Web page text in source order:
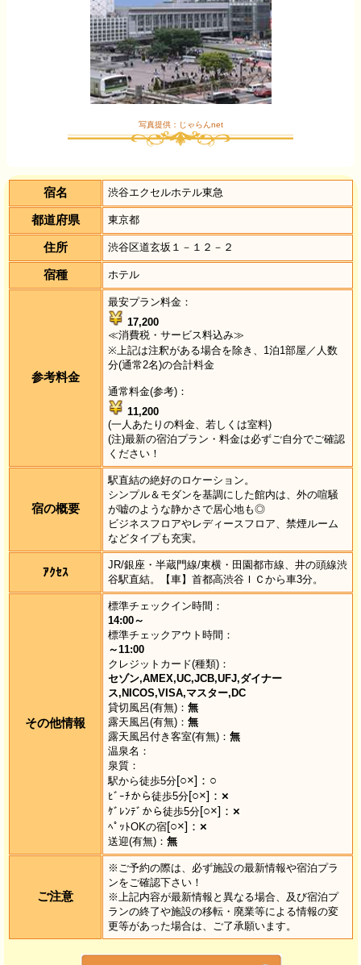
写真提供：じゃらんnet
宿名 渋谷エクセルホテル東急
都道府県 東京都
住所 渋谷区道玄坂１－１２－２
宿種 ホテル
参考料金
最安プラン料金：
17,200
≪消費税・サービス料込み≫
※上記は注釈がある場合を除き、1泊1部屋／人数
分(通常2名)の合計料金
通常料金(参考)：
11,200
(一人あたりの料金、若しくは室料)
(注)最新の宿泊プラン・料金は必ずご自分でご確認
ください！
宿の概要
駅直結の絶好のロケーション。
シンプル＆モダンを基調にした館内は、外の喧騒
が嘘のような静かさで居心地も◎
ビジネスフロアやレディースフロア、禁煙ルーム
などタイプも充実。
ｱｸｾｽ
JR/銀座・半蔵門線/東横・田園都市線、井の頭線渋
谷駅直結。【車】首都高渋谷ＩＣから車3分。
その他情報
標準チェックイン時間：
14:00～
標準チェックアウト時間：
～11:00
クレジットカード(種類)：
セゾン,AMEX,UC,JCB,UFJ,ダイナー
ス,NICOS,VISA,マスター,DC
貸切風呂(有無)： 無
露天風呂(有無)： 無
露天風呂付き客室(有無)： 無
温泉名：
泉質：
駅から徒歩5分[○×]： ○
ﾋﾞｰﾁから徒歩5分[○×]： ×
ｹﾞﾚﾝﾃﾞから徒歩5分[○×]： ×
ﾍﾟｯﾄOKの宿[○×]： ×
送迎(有無)： 無
ご注意
※ご予約の際は、必ず施設の最新情報や宿泊プラ
ンをご確認下さい！
※上記内容が最新情報と異なる場合、及び宿泊プ
ランの終了や施設の移転・廃業等による情報の変
更等があった場合は、ご了承願います。